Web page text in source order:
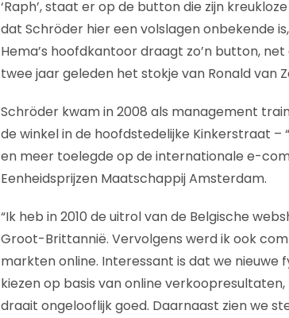
‘Raph’, staat er op de button die zijn
dat Schröder hier een volslagen onbekende
Hema’s hoofdkantoor draagt zo’n button,
twee jaar geleden het stokje van Ronald van
Schröder kwam in 2008 als management
de winkel in de hoofdstedelijke Kinkerstraat –
en meer toelegde op de internationale e-
Eenheidsprijzen Maatschappij Amsterdam.
“Ik heb in 2010 de uitrol van de Belgische
Groot-Brittannië. Vervolgens werd ik ook
markten online. Interessant is dat we nieuwe
kiezen op basis van online
draait ongelooflijk goed. Daarnaast zien we